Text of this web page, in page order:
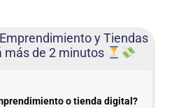
y Tiendas
más de 2 minutos
o tienda digital?